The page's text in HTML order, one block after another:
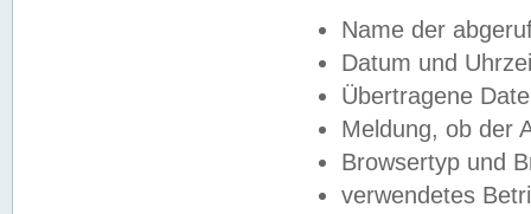
Name der
Datum und
Übertragene
Meldung, ob der
Browsertyp und
verwendetes